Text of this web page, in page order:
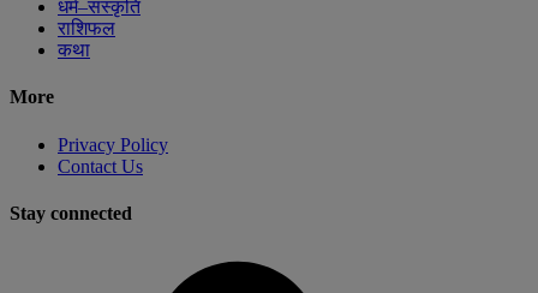
धर्म–संस्कृति
राशिफल
कथा
More
Privacy Policy
Contact Us
Stay connected